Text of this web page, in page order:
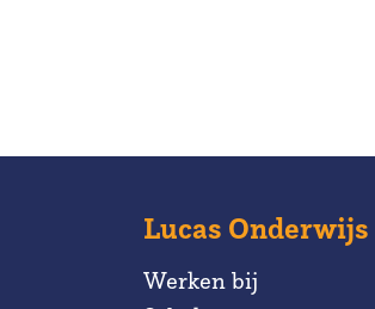
Lucas Onderwijs
Werken bij